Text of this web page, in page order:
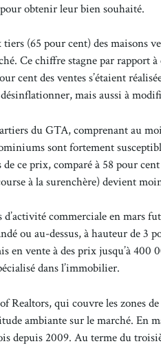
obtenir leur bien souhaité.
(65 pour cent) des maisons
Ce chiffre stagne par rapport
cent des ventes s’étaient
mais aussi à
du GTA, comprenant au
sont fortement
ce prix, comparé à 58 pour
à la surenchère) devient
commerciale en mars
ou au-dessus, à hauteur de 3
vente à des prix jusqu’à
dans l’immobilier.
Realtors, qui couvre les zones
ambiante sur le marché. En
depuis 2009. Au terme du